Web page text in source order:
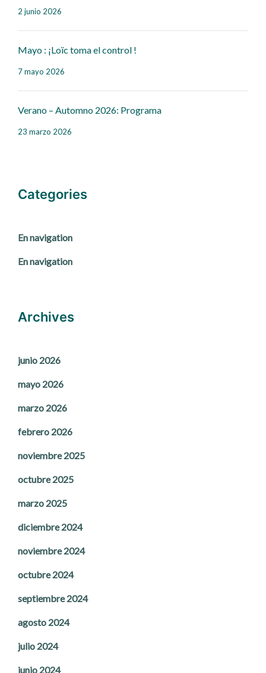
2 junio 2026
Mayo : ¡Loïc toma el control !
7 mayo 2026
Verano – Automno 2026: Programa
23 marzo 2026
Categories
En navigation
En navigation
Archives
junio 2026
mayo 2026
marzo 2026
febrero 2026
noviembre 2025
octubre 2025
marzo 2025
diciembre 2024
noviembre 2024
octubre 2024
septiembre 2024
agosto 2024
julio 2024
junio 2024